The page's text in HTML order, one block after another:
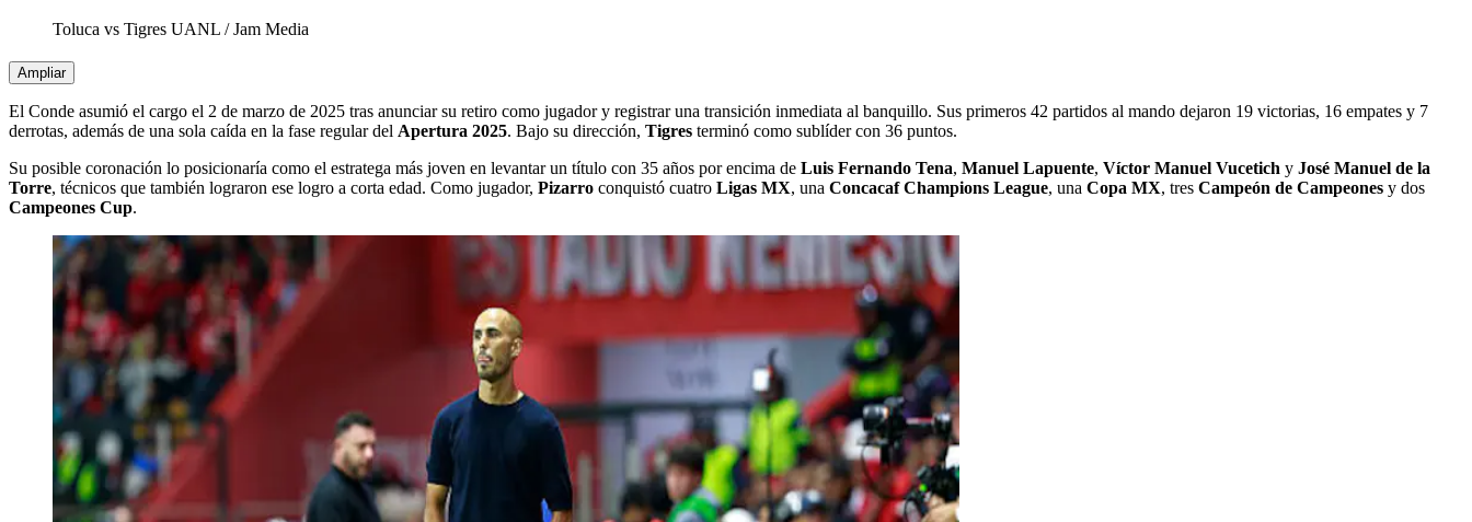
Toluca vs Tigres UANL /Jam Media
Ampliar
El Conde asumió el cargo el 2 de marzo de 2025 tras anunciar su retiro como jugador y registrar una transición inmediata al banquillo. Sus primeros 42 partidos al mando dejaron 19 victorias, 16 empates y 7
derrotas, además de una sola caída en la fase regular del Apertura 2025. Bajo su dirección, Tigres terminó como sublíder con 36 puntos.
Su posible coronación lo posicionaría como el estratega más joven en levantar un título con 35 años por encima de Luis Fernando Tena, Manuel Lapuente, Víctor Manuel Vucetich y José Manuel de la
Torre, técnicos que también lograron ese logro a corta edad. Como jugador, Pizarro conquistó cuatro Ligas MX, una Concacaf Champions League, una Copa MX, tres Campeón de Campeones y dos
Campeones Cup.